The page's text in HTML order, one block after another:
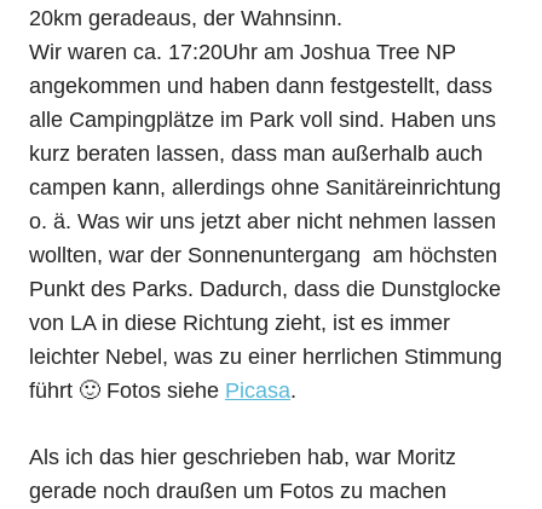
20km geradeaus, der Wahnsinn.
Wir waren ca. 17:20Uhr am Joshua Tree NP
angekommen und haben dann festgestellt, dass
alle Campingplätze im Park voll sind. Haben uns
kurz beraten lassen, dass man außerhalb auch
campen kann, allerdings ohne Sanitäreinrichtung
o. ä. Was wir uns jetzt aber nicht nehmen lassen
wollten, war der Sonnenuntergang am höchsten
Punkt des Parks. Dadurch, dass die Dunstglocke
von LA in diese Richtung zieht, ist es immer
leichter Nebel, was zu einer herrlichen Stimmung
führt 🙂 Fotos siehe Picasa.
Als ich das hier geschrieben hab, war Moritz
gerade noch draußen um Fotos zu machen